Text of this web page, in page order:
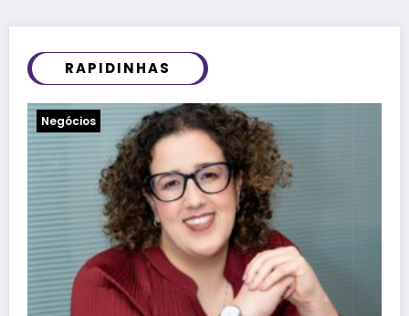
RAPIDINHAS
Notícias